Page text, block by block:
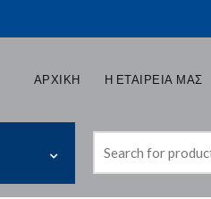
ΑΡΧΙΚΗ Η ΕΤΑΙΡΕΙΑ ΜΑΣ
for: